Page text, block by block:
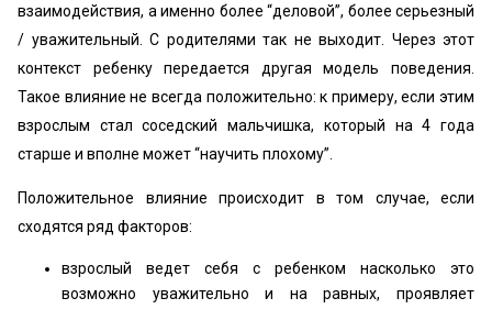
взаимодействия, а именно более “деловой”, более серьезный
/ уважительный. С родителями так не выходит. Через этот
контекст ребенку передается другая модель поведения.
Такое влияние не всегда положительно: к примеру, если этим
взрослым стал соседский мальчишка, который на 4 года
старше и вполне может “научить плохому”.
Положительное влияние происходит в том случае, если
сходятся ряд факторов:
взрослый ведет себя с ребенком насколько это
возможно уважительно и на равных, проявляет